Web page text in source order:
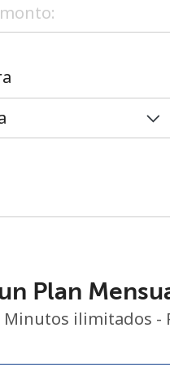
Mínimo 8 caracteres
Un número
Plan
Minutos ilimitados -